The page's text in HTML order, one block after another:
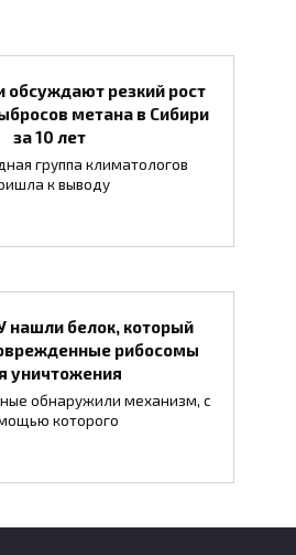
обсуждают резкий рост
метана в Сибири
за 10 лет
группа климатологов
к выводу
нашли белок, который
рибосомы
уничтожения
обнаружили механизм, с
которого